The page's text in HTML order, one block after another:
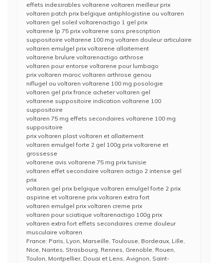
effets indesirables voltarene voltaren meilleur prix
voltaren patch prix belgique antiphlogistine ou voltaren
voltaren gel soleil voltarenactigo 1 gel prix
voltarene lp 75 prix voltarene sans prescription
suppositoire voltarene 100 mg voltaren douleur articulaire
voltaren emulgel prix voltarene allaitement
voltarene brulure voltarenactigo arthrose
voltaren pour entorse voltarene pour lumbago
prix voltaren maroc voltaren arthrose genou
niflugel ou voltaren voltarene 100 mg posologie
voltaren gel prix france acheter voltaren gel
voltarene suppositoire indication voltarene 100
suppositoire
voltaren 75 mg effets secondaires voltarene 100 mg
suppositoire
prix voltaren plast voltaren et allaitement
voltaren emulgel forte 2 gel 100g prix voltarene et
grossesse
voltarene avis voltarene 75 mg prix tunisie
voltaren effet secondaire voltaren actigo 2 intense gel
prix
voltaren gel prix belgique voltaren emulgel forte 2 prix
aspirine et voltarene prix voltaren extra fort
voltaren emulgel prix voltaren creme prix
voltaren pour sciatique voltarenactigo 100g prix
voltaren extra fort effets secondaires creme douleur
musculaire voltaren
France: Paris, Lyon, Marseille, Toulouse, Bordeaux, Lille,
Nice, Nantes, Strasbourg, Rennes, Grenoble, Rouen,
Toulon, Montpellier, Douai et Lens, Avignon, Saint-